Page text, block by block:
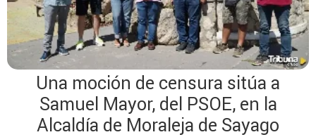
Una moción de censura sitúa a
Samuel Mayor, del PSOE, en la
Alcaldía de Moraleja de Sayago